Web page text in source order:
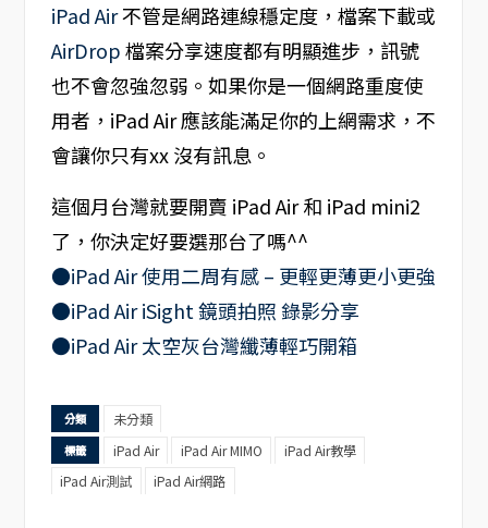
iPad Air不管是網路連線穩定度，檔案下載或
AirDrop檔案分享速度都有明顯進步，訊號
也不會忽強忽弱。如果你是一個網路重度使
用者，iPad Air 應該能滿足你的上網需求，不
會讓你只有xx 沒有訊息。
這個月台灣就要開賣 iPad Air 和 iPad mini2
了，你決定好要選那台了嗎^^
●iPad Air 使用二周有感 – 更輕更薄更小更強
●iPad Air iSight 鏡頭拍照 錄影分享
●iPad Air 太空灰台灣纖薄輕巧開箱
分類 未分類
標籤 iPad Air iPad Air MIMO
iPad Air教學
iPad Air測試
iPad Air網路